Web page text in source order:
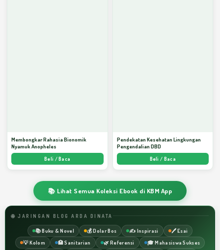
Membongkar Rahasia Bionomik
Nyamuk Anopheles
Beli / Baca
Pendekatan Kesehatan Lingkungan
Pengendalian DBD
Beli / Baca
📚 Lihat Semua Koleksi Ebook di KBM App
🌐 JARINGAN BLOG ARDA DINATA
📚 Buku & Novel 💰 Dolar Bos ✍️ Inspirasi
🖊️ Esai
💡 Kolom
🏥 Sanitarian 🌿 Referensi
🎓 Mahasiswa Sukses